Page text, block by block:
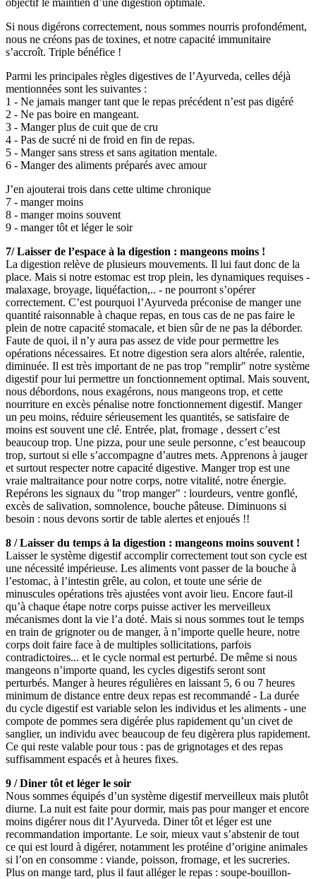
Si nous digérons correctement, nous sommes nourris profondément,
nous ne créons pas de toxines, et notre capacité immunitaire
s’accroît. Triple bénéfice !
Parmi les principales règles digestives de l’Ayurveda, celles déjà
mentionnées sont les suivantes :
1 - Ne jamais manger tant que le repas précédent n’est pas digéré
2 - Ne pas boire en mangeant.
3 - Manger plus de cuit que de cru
4 - Pas de sucré ni de froid en fin de repas.
5 - Manger sans stress et sans agitation mentale.
6 - Manger des aliments préparés avec amour
J’en ajouterai trois dans cette ultime chronique
7 - manger moins
8 - manger moins souvent
9 - manger tôt et léger le soir
7/ Laisser de l’espace à la digestion : mangeons moins !
La digestion relève de plusieurs mouvements. Il lui faut donc de la
place. Mais si notre estomac est trop plein, les dynamiques requises -
malaxage, broyage, liquéfaction,.. - ne pourront s’opérer
correctement. C’est pourquoi l’Ayurveda préconise de manger une
quantité raisonnable à chaque repas, en tous cas de ne pas faire le
plein de notre capacité stomacale, et bien sûr de ne pas la déborder.
Faute de quoi, il n’y aura pas assez de vide pour permettre les
opérations nécessaires. Et notre digestion sera alors altérée, ralentie,
diminuée. Il est très important de ne pas trop "remplir" notre système
digestif pour lui permettre un fonctionnement optimal. Mais souvent,
nous débordons, nous exagérons, nous mangeons trop, et cette
nourriture en excès pénalise notre fonctionnement digestif. Manger
un peu moins, réduire sérieusement les quantités, se satisfaire de
moins est souvent une clé. Entrée, plat, fromage , dessert c’est
beaucoup trop. Une pizza, pour une seule personne, c’est beaucoup
trop, surtout si elle s’accompagne d’autres mets. Apprenons à jauger
et surtout respecter notre capacité digestive. Manger trop est une
vraie maltraitance pour notre corps, notre vitalité, notre énergie.
Repérons les signaux du "trop manger" : lourdeurs, ventre gonflé,
excès de salivation, somnolence, bouche pâteuse. Diminuons si
besoin : nous devons sortir de table alertes et enjoués !!
8 / Laisser du temps à la digestion : mangeons moins souvent !
Laisser le système digestif accomplir correctement tout son cycle est
une nécessité impérieuse. Les aliments vont passer de la bouche à
l’estomac, à l’intestin grêle, au colon, et toute une série de
minuscules opérations très ajustées vont avoir lieu. Encore faut-il
qu’à chaque étape notre corps puisse activer les merveilleux
mécanismes dont la vie l’a doté. Mais si nous sommes tout le temps
en train de grignoter ou de manger, à n’importe quelle heure, notre
corps doit faire face à de multiples sollicitations, parfois
contradictoires... et le cycle normal est perturbé. De même si nous
mangeons n’importe quand, les cycles digestifs seront sont
perturbés. Manger à heures régulières en laissant 5, 6 ou 7 heures
minimum de distance entre deux repas est recommandé - La durée
du cycle digestif est variable selon les individus et les aliments - une
compote de pommes sera digérée plus rapidement qu’un civet de
sanglier, un individu avec beaucoup de feu digèrera plus rapidement.
Ce qui reste valable pour tous : pas de grignotages et des repas
suffisamment espacés et à heures fixes.
9 / Diner tôt et léger le soir
Nous sommes équipés d’un système digestif merveilleux mais plutôt
diurne. La nuit est faite pour dormir, mais pas pour manger et encore
moins digérer nous dit l’Ayurveda. Diner tôt et léger est une
recommandation importante. Le soir, mieux vaut s’abstenir de tout
ce qui est lourd à digérer, notamment les protéine d’origine animales
si l’on en consomme : viande, poisson, fromage, et les sucreries.
Plus on mange tard, plus il faut alléger le repas : soupe-bouillon-